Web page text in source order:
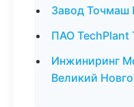
Завод
ПАО TechPlant
Инжиниринг
Великий